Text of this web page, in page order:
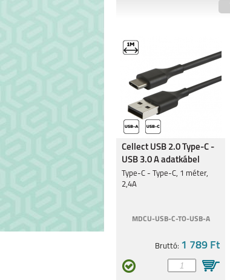
Cellect USB 2.0 Type-C -
USB 3.0 A adatkábel
Type-C - Type-C, 1 méter,
2,4A
MDCU-USB-C-TO-USB-A
Bruttó: 1 789 Ft